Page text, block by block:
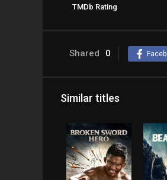
TMDb Rating
Shared 0
Similar titles